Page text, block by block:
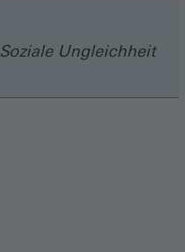
Soziale Ungleichheit